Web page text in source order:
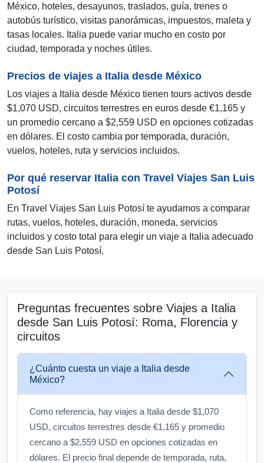
México, hoteles, desayunos, traslados, guía, trenes o
autobús turístico, visitas panorámicas, impuestos, maleta y
tasas locales. Italia puede variar mucho en costo por
ciudad, temporada y noches útiles.
Precios de viajes a Italia desde México
Los viajes a Italia desde México tienen tours activos desde
$1,070 USD, circuitos terrestres en euros desde €1,165 y
un promedio cercano a $2,559 USD en opciones cotizadas
en dólares. El costo cambia por temporada, duración,
vuelos, hoteles, ruta y servicios incluidos.
Por qué reservar Italia con Travel Viajes San Luis
Potosí
En Travel Viajes San Luis Potosí te ayudamos a comparar
rutas, vuelos, hoteles, duración, moneda, servicios
incluidos y costo total para elegir un viaje a Italia adecuado
desde San Luis Potosí.
Preguntas frecuentes sobre Viajes a Italia
desde San Luis Potosí: Roma, Florencia y
circuitos
¿Cuánto cuesta un viaje a Italia desde
México?
Como referencia, hay viajes a Italia desde $1,070
USD, circuitos terrestres desde €1,165 y promedio
cercano a $2,559 USD en opciones cotizadas en
dólares. El precio final depende de temporada, ruta,